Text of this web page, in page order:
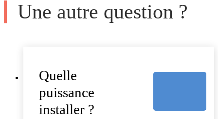
Une autre question ?
Quelle
puissance
installer ?